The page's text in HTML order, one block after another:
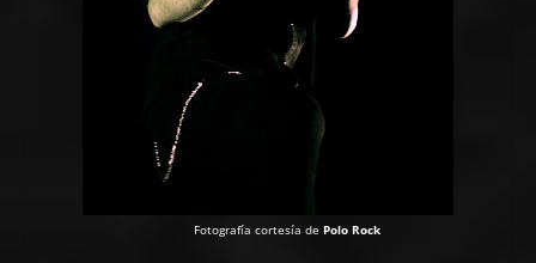
Fotografía cortesía de Polo Rock